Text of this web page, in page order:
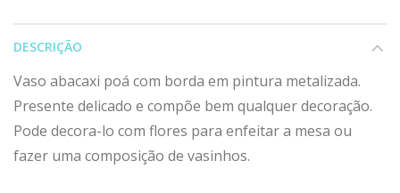
DESCRIÇÃO
Vaso abacaxi poá com borda em pintura metalizada.
Presente delicado e compõe bem qualquer decoração.
Pode decora-lo com flores para enfeitar a mesa ou
fazer uma composição de vasinhos.